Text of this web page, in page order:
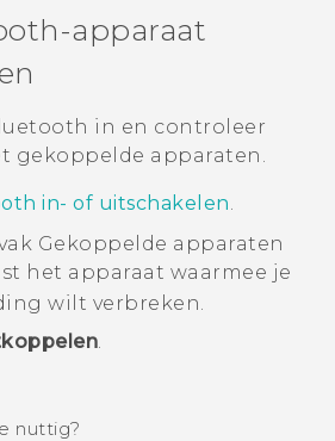
accessoires
-apparaat
in en controleer
gekoppelde apparaten.
in- of uitschakelen.
Gekoppelde apparaten
het apparaat waarmee je
wilt verbreken.
nuttig?